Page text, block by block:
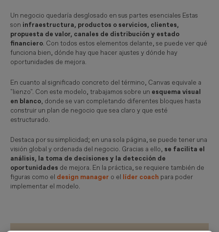
Un negocio quedaría desglosado en sus partes esenciales Estas
son infraestructura, productos o servicios, clientes,
propuesta de valor, canales de distribución y estado
financiero. Con todos estos elementos delante, se puede ver qué
funciona bien, dónde hay que hacer ajustes y dónde hay
oportunidades de mejora.
En cuanto al significado concreto del término, Canvas equivale a
"lienzo". Con este modelo, trabajamos sobre un esquema visual
en blanco, donde se van completando diferentes bloques hasta
construir un plan de negocio que sea claro y que esté
estructurado.
Destaca por su simplicidad; en una sola página, se puede tener una
visión global y ordenada del negocio. Gracias a ello, se facilita el
análisis, la toma de decisiones y la detección de
oportunidades de mejora. En la práctica, se requiere también de
figuras como el design manager o el líder coach para poder
implementar el modelo.